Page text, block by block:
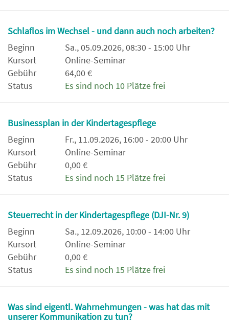
Schlaflos im Wechsel - und dann auch noch arbeiten?
Beginn
Sa., 05.09.2026, 08:30 - 15:00 Uhr
Kursort
Online-Seminar
Gebühr
64,00 €
Status
Es sind noch 10 Plätze frei
Businessplan in der Kindertagespflege
Beginn
Fr., 11.09.2026, 16:00 - 20:00 Uhr
Kursort
Online-Seminar
Gebühr
0,00 €
Status
Es sind noch 15 Plätze frei
Steuerrecht in der Kindertagespflege (DJI-Nr. 9)
Beginn
Sa., 12.09.2026, 10:00 - 14:00 Uhr
Kursort
Online-Seminar
Gebühr
0,00 €
Status
Es sind noch 15 Plätze frei
Was sind eigentl. Wahrnehmungen - was hat das mit
unserer Kommunikation zu tun?